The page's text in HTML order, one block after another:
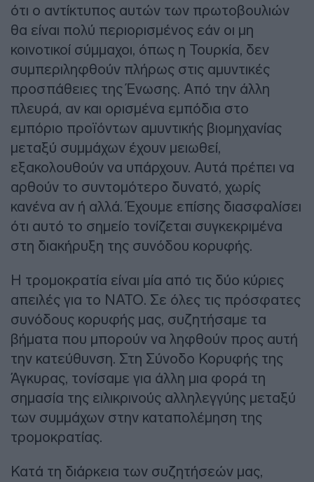
ότι ο αντίκτυπος αυτών των πρωτοβουλιών
θα είναι πολύ περιορισμένος εάν οι μη
κοινοτικοί σύμμαχοι, όπως η Τουρκία, δεν
συμπεριληφθούν πλήρως στις αμυντικές
προσπάθειες της Ένωσης. Από την άλλη
πλευρά, αν και ορισμένα εμπόδια στο
εμπόριο προϊόντων αμυντικής βιομηχανίας
μεταξύ συμμάχων έχουν μειωθεί,
εξακολουθούν να υπάρχουν. Αυτά πρέπει να
αρθούν το συντομότερο δυνατό, χωρίς
κανένα αν ή αλλά. Έχουμε επίσης διασφαλίσει
ότι αυτό το σημείο τονίζεται συγκεκριμένα
στη διακήρυξη της συνόδου κορυφής.
Η τρομοκρατία είναι μία από τις δύο κύριες
απειλές για το ΝΑΤΟ. Σε όλες τις πρόσφατες
συνόδους κορυφής μας, συζητήσαμε τα
βήματα που μπορούν να ληφθούν προς αυτή
την κατεύθυνση. Στη Σύνοδο Κορυφής της
Άγκυρας, τονίσαμε για άλλη μια φορά τη
σημασία της ειλικρινούς αλληλεγγύης μεταξύ
των συμμάχων στην καταπολέμηση της
τρομοκρατίας.
Κατά τη διάρκεια των συζητήσεών μας,